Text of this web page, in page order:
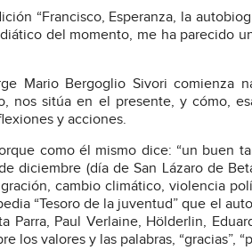
“Francisco, Esperanza, la
del momento, me ha parecido
Mario Bergoglio Sivori comienza
nos sitúa en el presente, y cómo,
y acciones.
como él mismo dice: “un buen
diciembre (día de San Lázaro de
cambio climático, violencia
“Tesoro de la juventud” que el
Paul Verlaine, Hölderlin,
los valores y las palabras, “gracias”,